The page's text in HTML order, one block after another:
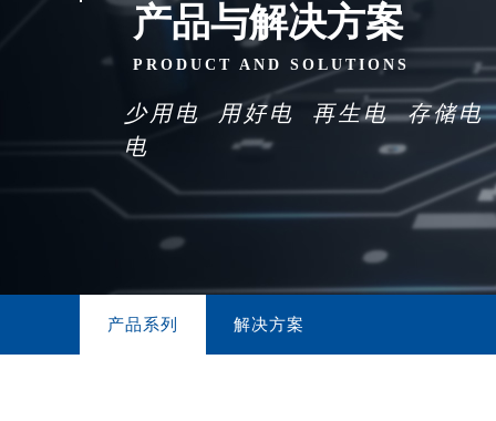
大事记
荣誉资质
新风光掠影
关怀&指导
营销网络
视频库
产品与解决方案
PRODUCT AND SOLUTIONS
少用电 用好电 再生电 存储电
电
产品系列 解决方案